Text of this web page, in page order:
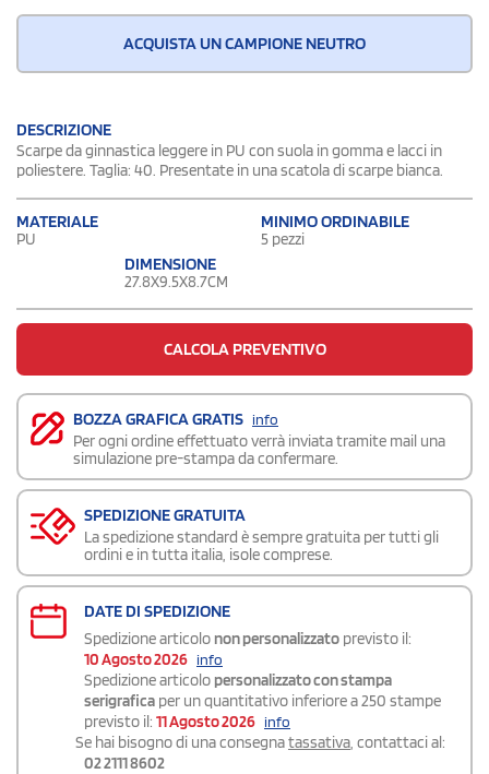
ACQUISTA UN CAMPIONE NEUTRO
DESCRIZIONE
Scarpe da ginnastica leggere in PU con suola in gomma e lacci in
poliestere. Taglia: 40. Presentate in una scatola di scarpe bianca.
MATERIALE
PU
MINIMO ORDINABILE
5 pezzi
DIMENSIONE
27.8X9.5X8.7CM
CALCOLA PREVENTIVO
BOZZA GRAFICA GRATIS info
Per ogni ordine effettuato verrà inviata tramite mail una
simulazione pre-stampa da confermare.
SPEDIZIONE GRATUITA
La spedizione standard è sempre gratuita per tutti gli
ordini e in tutta italia, isole comprese.
DATE DI SPEDIZIONE
Spedizione articolo non personalizzato previsto il:
10 Agosto 2026 info
Spedizione articolo personalizzato con stampa
serigrafica per un quantitativo inferiore a 250 stampe
previsto il: 11 Agosto 2026 info
Se hai bisogno di una consegnatassativa, contattaci al:
02 2111 8602